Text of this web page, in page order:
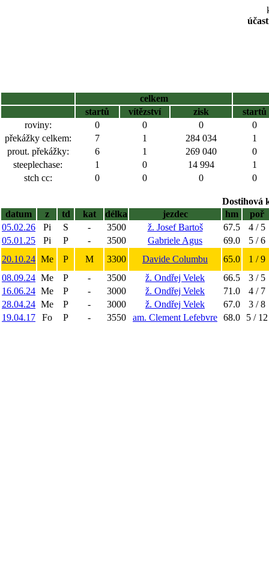
celkem
startů
vítězství zisk
startů
roviny:
0 0 0
0
překážky celkem:
7 1 284 034
1
prout. překážky:
6 1 269 040
0
steeplechase:
1 0 14 994
1
stch cc:
0 0 0 0
Dostihová
datum
z td kat délka jezdec hm
poř
05.02.26
Pi S - 3500 ž. Josef Bartoš 67.5
4 / 5
05.01.25
Pi P - 3500 Gabriele Agus 69.0
5 / 6
20.10.24 Me P M 3300 Davide Columbu 65.0
1 / 9
08.09.24 Me P - 3500 ž. Ondřej Velek 66.5
3 / 5
16.06.24 Me P - 3000 ž. Ondřej Velek 71.0
4 / 7
28.04.24 Me P - 3000 ž. Ondřej Velek 67.0
3 / 8
19.04.17
Fo P - 3550 am. Clement Lefebvre 68.0 5 / 12